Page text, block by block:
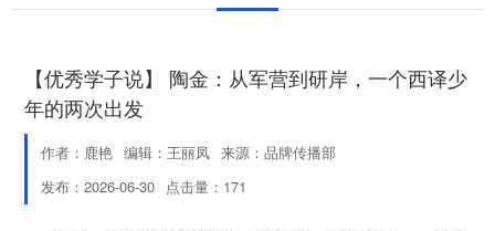
【优秀学子说】 陶金：从军营到研岸，一个西译少
年的两次出发
作者：鹿艳 编辑：王丽凤 来源：品牌传播部
发布：2026-06-30 点击量： 171